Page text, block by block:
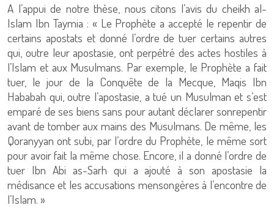
A l’appui de notre thèse, nous citons l’avis du cheikh al-
Islam Ibn Taymia : « Le Prophète a accepté le repentir de
certains apostats et donné l’ordre de tuer certains autres
qui, outre leur apostasie, ont perpétré des actes hostiles à
l’Islam et aux Musulmans. Par exemple, le Prophète a fait
tuer, le jour de la Conquête de la Mecque, Maqis Ibn
Hababah qui, outre l’apostasie, a tué un Musulman et s’est
emparé de ses biens sans pour autant déclarer sonrepentir
avant de tomber aux mains des Musulmans. De même, les
Qoranyyan ont subi, par l’ordre du Prophète, le même sort
pour avoir fait la même chose. Encore, il a donné l’ordre de
tuer Ibn Abi as-Sarh qui a ajouté à son apostasie la
médisance et les accusations mensongères à l’encontre de
l’Islam. »